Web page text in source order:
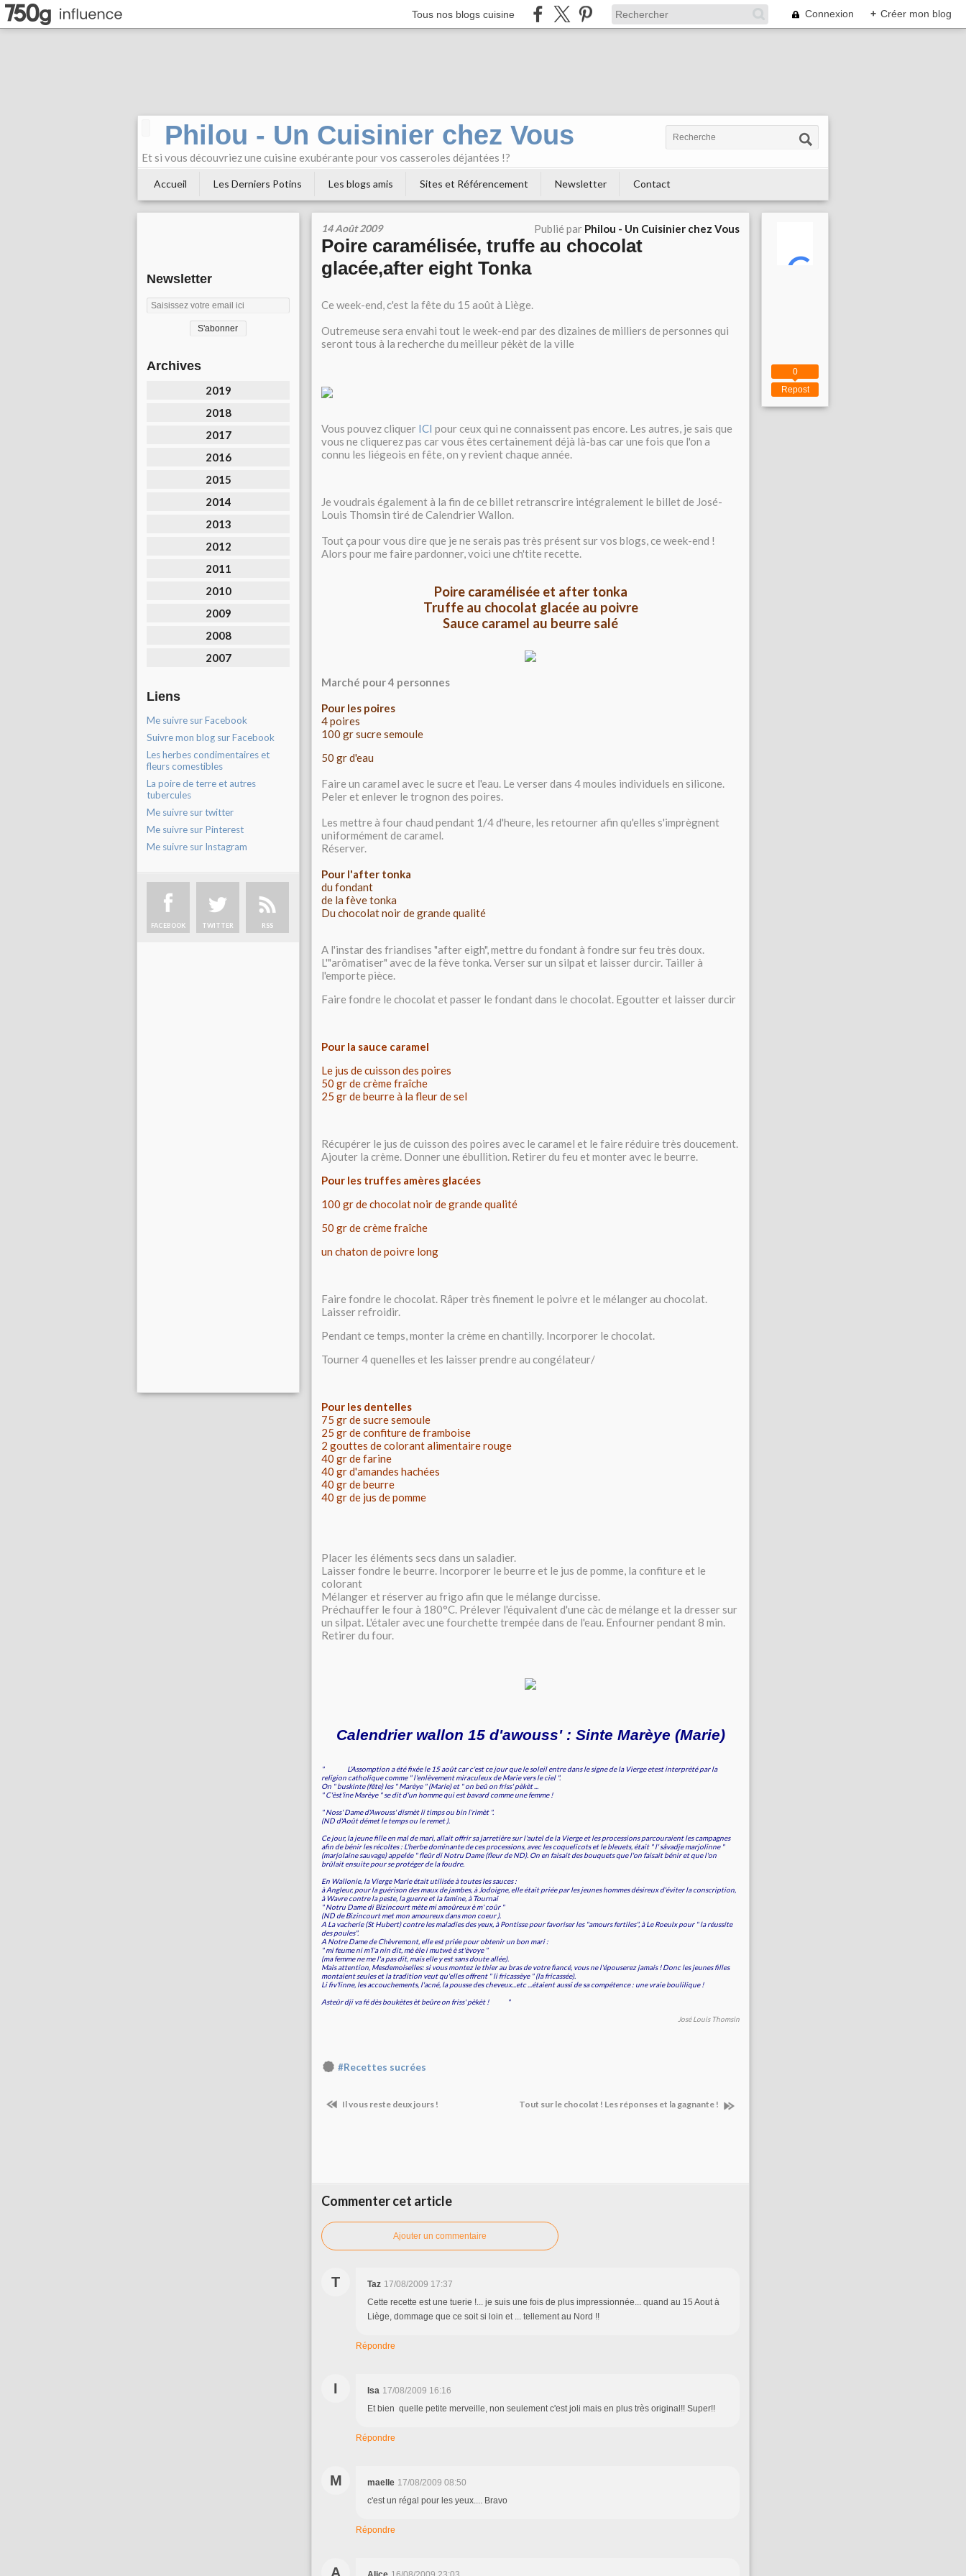
Tous nos blogs cuisine Connexion + Créer mon blog
Philou - Un Cuisinier chez Vous
Et si vous découvriez une cuisine exubérante pour vos casseroles déjantées !?
Accueil Les Derniers Potins Les blogs amis Sites et Référencement Newsletter Contact
Newsletter
Archives
2019
2018
2017
2016
2015
2014
2013
2012
2011
2010
2009
2008
2007
Liens
Me suivre sur Facebook
Suivre mon blog sur Facebook
Les herbes condimentaires et
fleurs comestibles
La poire de terre et autres
tubercules
Me suivre sur twitter
Me suivre sur Pinterest
Me suivre sur Instagram
FACEBOOK TWITTER RSS
14 Août 2009 Publié par Philou - Un Cuisinier chez Vous
Poire caramélisée, truffe au chocolat
glacée,after eight Tonka
Ce week-end, c'est la fête du 15 août à Liège.
Outremeuse sera envahi tout le week-end par des dizaines de milliers de personnes qui
seront tous à la recherche du meilleur pèkèt de la ville
Vous pouvez cliquer ICI pour ceux qui ne connaissent pas encore. Les autres, je sais que
vous ne cliquerez pas car vous êtes certainement déjà là-bas car une fois que l'on a
connu les liégeois en fête, on y revient chaque année.
Je voudrais également à la fin de ce billet retranscrire intégralement le billet de José-
Louis Thomsin tiré de Calendrier Wallon.
Tout ça pour vous dire que je ne serais pas très présent sur vos blogs, ce week-end !
Alors pour me faire pardonner, voici une ch'tite recette.
Poire caramélisée et after tonka
Truffe au chocolat glacée au poivre
Sauce caramel au beurre salé
Marché pour 4 personnes
Pour les poires
4 poires
100 gr sucre semoule
50 gr d'eau
Faire un caramel avec le sucre et l'eau. Le verser dans 4 moules individuels en silicone.
Peler et enlever le trognon des poires.
Les mettre à four chaud pendant 1/4 d'heure, les retourner afin qu'elles s'imprègnent
uniformément de caramel.
Réserver.
Pour l'after tonka
du fondant
de la fève tonka
Du chocolat noir de grande qualité
A l'instar des friandises "after eigh", mettre du fondant à fondre sur feu très doux.
L'"arômatiser" avec de la fève tonka. Verser sur un silpat et laisser durcir. Tailler à
l'emporte pièce.
Faire fondre le chocolat et passer le fondant dans le chocolat. Egoutter et laisser durcir
Pour la sauce caramel
Le jus de cuisson des poires
50 gr de crème fraîche
25 gr de beurre à la fleur de sel
Récupérer le jus de cuisson des poires avec le caramel et le faire réduire très doucement.
Ajouter la crème. Donner une ébullition. Retirer du feu et monter avec le beurre.
Pour les truffes amères glacées
100 gr de chocolat noir de grande qualité
50 gr de crème fraîche
un chaton de poivre long
Faire fondre le chocolat. Râper très finement le poivre et le mélanger au chocolat.
Laisser refroidir.
Pendant ce temps, monter la crème en chantilly. Incorporer le chocolat.
Tourner 4 quenelles et les laisser prendre au congélateur/
Pour les dentelles
75 gr de sucre semoule
25 gr de confiture de framboise
2 gouttes de colorant alimentaire rouge
40 gr de farine
40 gr d'amandes hachées
40 gr de beurre
40 gr de jus de pomme
Placer les éléments secs dans un saladier.
Laisser fondre le beurre. Incorporer le beurre et le jus de pomme, la confiture et le
colorant
Mélanger et réserver au frigo afin que le mélange durcisse.
Préchauffer le four à 180°C. Prélever l'équivalent d'une càc de mélange et la dresser sur
un silpat. L'étaler avec une fourchette trempée dans de l'eau. Enfourner pendant 8 min.
Retirer du four.
Calendrier wallon 15 d'awouss' : Sinte Marèye (Marie)
" L'Assomption a été fixée le 15 août car c'est ce jour que le soleil entre dans le signe de la Vierge etest interprété par la
religion catholique comme " l'enlèvement miraculeux de Marie vers le ciel ".
On " buskinte (fête) les " Marèye " (Marie) et " on beû on friss' pèkèt ...
" C'èst'ine Marèye " se dit d'un homme qui est bavard comme une femme !
" Noss' Dame d'Awouss' dismèt li timps ou bin l'rimèt ".
(ND d'Août démet le temps ou le remet ).
Ce jour, la jeune fille en mal de mari, allait offrir sa jarretière sur l'autel de la Vierge et les processions parcouraient les campagnes
afin de bénir les récoltes : L'herbe dominante de ces processions, avec les coquelicots et le bleuets, était " l' såvadje marjolinne "
(marjolaine sauvage) appelée " fleûr di Notru Dame (fleur de ND). On en faisait des bouquets que l'on faisait bénir et que l'on
brûlait ensuite pour se protéger de la foudre.
En Wallonie, la Vierge Marie était utilisée à toutes les sauces :
à Angleur, pour la guérison des maux de jambes, à Jodoigne, elle était priée par les jeunes hommes désireux d'éviter la conscription,
à Wavre contre la peste, la guerre et la famine, à Tournai
" Notru Dame di Bizincourt mète mi amoûreux è m' coûr "
(ND de Bizincourt met mon amoureux dans mon coeur ).
A La vacherie (St Hubert) contre les maladies des yeux, à Pontisse pour favoriser les "amours fertiles", à Le Roeulx pour " la réussite
des poules".
A Notre Dame de Chèvremont, elle est priée pour obtenir un bon mari :
" mi feume ni m'l'a nin dit, mè èle i mutwè è st'èvoye "
(ma femme ne me l'a pas dit, mais elle y est sans doute allée).
Mais attention, Mesdemoiselles: si vous montez le thier au bras de votre fiancé, vous ne l'épouserez jamais ! Donc les jeunes filles
montaient seules et la tradition veut qu'elles offrent " li fricassèye " (la fricassée).
Li fiv'linne, les accouchements, l'acné, la pousse des cheveux...etc ...étaient aussi de sa compétence : une vraie boulilique !
Asteûr dji va fé dès boukètes èt beûre on friss' pèkèt ! "
José Louis Thomsin
#Recettes sucrées
Il vous reste deux jours ! Tout sur le chocolat ! Les réponses et la gagnante !
Commenter cet article
Ajouter un commentaire
T Taz 17/08/2009 17:37
Cette recette est une tuerie !... je suis une fois de plus impressionnée... quand au 15 Aout à
Liège, dommage que ce soit si loin et ... tellement au Nord !!
Répondre
I Isa 17/08/2009 16:16
Et bien quelle petite merveille, non seulement c'est joli mais en plus très original!! Super!!
Répondre
M maelle 17/08/2009 08:50
c'est un régal pour les yeux.... Bravo
Répondre
A
Repost
0